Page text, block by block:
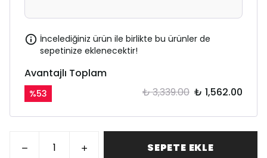
İncelediğiniz ürün ile birlikte bu ürünler de
sepetinize eklenecektir!
Avantajlı Toplam
%53 ₺ 3,339.00 ₺ 1,562.00
SEPETE EKLE